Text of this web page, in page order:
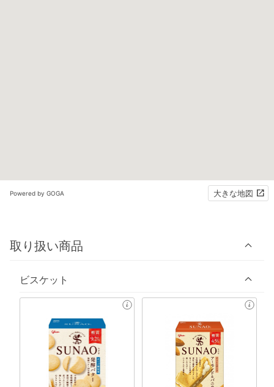
Powered by GOGA 大きな地図
取り扱い商品
ビスケット